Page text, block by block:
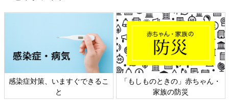
感染症対策、いますぐできるこ
と
「もしものときの」赤ちゃん・
家族の防災